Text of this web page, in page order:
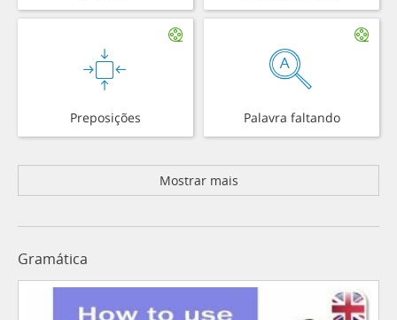
Preposições Palavra faltando
Mostrar mais
Gramática